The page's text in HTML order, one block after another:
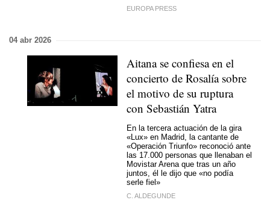
EUROPA PRESS
04 abr 2026
Aitana se confiesa en el
concierto de Rosalía sobre
el motivo de su ruptura
con Sebastián Yatra
En la tercera actuación de la gira
«Lux» en Madrid, la cantante de
«Operación Triunfo» reconoció ante
las 17.000 personas que llenaban el
Movistar Arena que tras un año
juntos, él le dijo que «no podía
serle fiel»
C. ALDEGUNDE